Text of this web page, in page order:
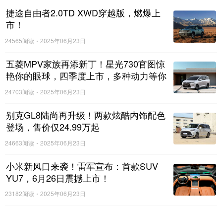
捷途自由者2.0TD XWD穿越版，燃爆上
市！
24565阅读 2025年06月23日
五菱MPV家族再添新丁！星光730官图惊
艳你的眼球，四季度上市，多种动力等你
来选择！
24703阅读 2025年06月23日
别克GL8陆尚再升级！两款炫酷内饰配色
登场，售价仅24.99万起
24663阅读 2025年06月23日
小米新风口来袭！雷军宣布：首款SUV
YU7，6月26日震撼上市！
23182阅读 2025年06月23日